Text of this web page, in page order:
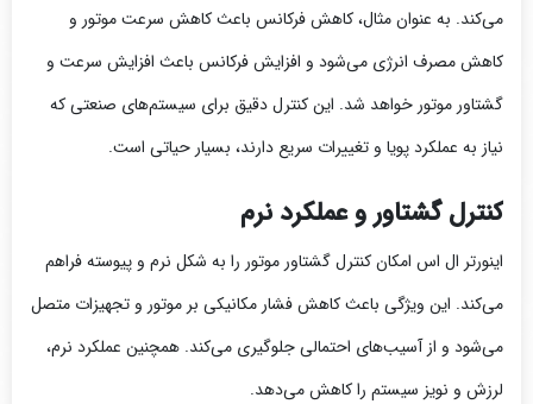
می‌کند. به عنوان مثال، کاهش فرکانس باعث کاهش سرعت موتور و
کاهش مصرف انرژی می‌شود و افزایش فرکانس باعث افزایش سرعت و
گشتاور موتور خواهد شد. این کنترل دقیق برای سیستم‌های صنعتی که
نیاز به عملکرد پویا و تغییرات سریع دارند، بسیار حیاتی است.
کنترل گشتاور و عملکرد نرم
اینورتر ال اس امکان کنترل گشتاور موتور را به شکل نرم و پیوسته فراهم
می‌کند. این ویژگی باعث کاهش فشار مکانیکی بر موتور و تجهیزات متصل
می‌شود و از آسیب‌های احتمالی جلوگیری می‌کند. همچنین عملکرد نرم،
لرزش و نویز سیستم را کاهش می‌دهد.